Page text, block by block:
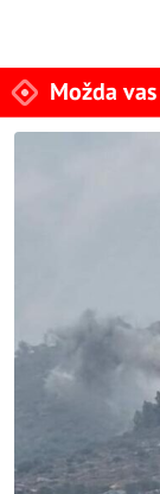
Možda